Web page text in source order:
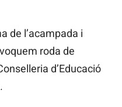
de l’acampada i
roda de
d’Educació